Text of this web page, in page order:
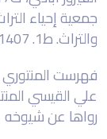
جمعية إحياء
والتراث. ط1. 1407هـ. 1987م
فهرست
رواها عن شيوخه